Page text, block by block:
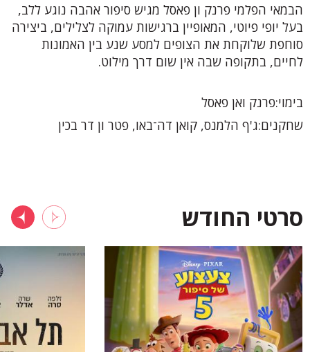
הבמאי הפלמי פרנק ון פאסל מגיש סיפור אהבה נוגע ללב,
בעל יופי פיוטי, המאופיין ברגישות עמוקה לצלילים, ביצירה
סוחפת שלוקחת את הצופים למסע שנע בין האמונות
לחיים, בתקופה שבה אין שום דרך מילוט.
בימוי פרנק ואן פאסל
שחקנים ג'ף הלמנס, קואן דה־באו, פטר ון דר בכין
סרטי החודש